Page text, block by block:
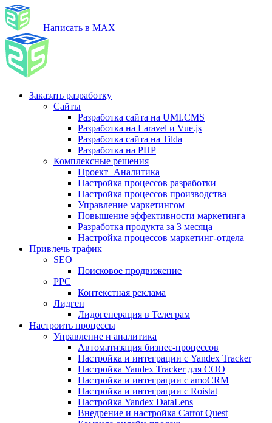
Написать в MAX
Заказать разработку
Сайты
Разработка сайта на UMI.CMS
Разработка на Laravel и Vue.js
Разработка сайта на Tilda
Разработка на PHP
Комплексные решения
Проект+Аналитика
Настройка процессов разработки
Настройка процессов производства
Управление маркетингом
Повышение эффективности маркетинга
Разработка продукта за 3 месяца
Настройка процессов маркетинг-отдела
Привлечь трафик
SEO
Поисковое продвижение
PPC
Контекстная реклама
Лидген
Лидогенерация в Телеграм
Настроить процессы
Управление и аналитика
Автоматизация бизнес-процессов
Настройка и интеграции с Yandex Tracker
Настройка Yandex Tracker для СОО
Настройка и интеграции с amoCRM
Настройка и интеграции с Roistat
Настройка Yandex DataLens
Внедрение и настройка Carrot Quest